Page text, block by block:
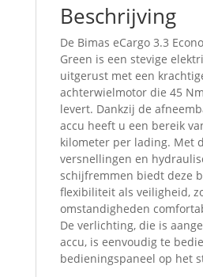
Beschrijving
De Bimas eCargo 3.3
Green is een stevige
uitgerust met een
achterwielmotor die 45
levert. Dankzij de
accu heeft u een bereik
kilometer per lading. Met
versnellingen en
schijfremmen biedt deze
flexibiliteit als veiligheid,
omstandigheden
De verlichting, die is
accu, is eenvoudig te
bedieningspaneel op het